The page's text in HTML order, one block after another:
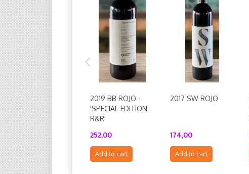
2019 BB ROJO -
'SPECIAL EDITION
R&R'
252,00
Add to cart
2017 SW ROJO
174,00
Add to cart